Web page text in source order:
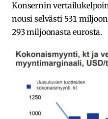
Konsernin
nousi selvästi 531
293 miljoonasta eurosta.